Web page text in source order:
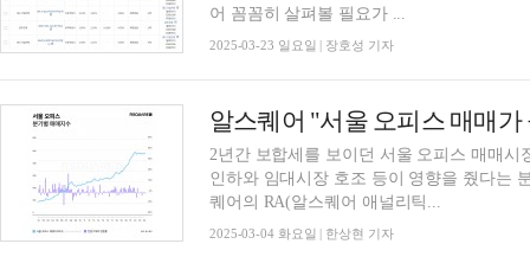
어 꼼꼼히 살펴볼 필요가 ...
2025-03-23 일요일 | 장호성 기자
알스퀘어 "서울 오피스 매매
2년간 보합세를 보이던 서울 오피스 매매
인하와 임대시장 호조 등이 영향을 줬다는
퀘어의 RA(알스퀘어 애널리틱...
2025-03-04 화요일 | 한상현 기자